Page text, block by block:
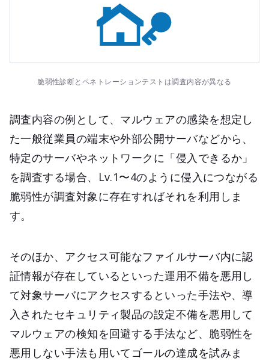
脆弱性診断とペネトレーションテストは調査内容が異なる
調査内容の例として、マルウェアの感染を想定し
た一般従業員の端末や外部公開サーバなどから、
特定のサーバやネットワークに「侵入できるか」
を調査する場合、Lv.1〜4のように侵入につながる
脆弱性が調査対象に存在すればそれを利用しま
す。
そのほか、アクセス可能なファイルサーバ内に認
証情報が存在しているといった運用不備を悪用し
て対象サーバにアクセスするといった手法や、導
入されたセキュリティ製品の設定不備を悪用して
マルウェアの検知を回避する手法など、脆弱性を
悪用しない手法も用いてゴールの達成を試みま